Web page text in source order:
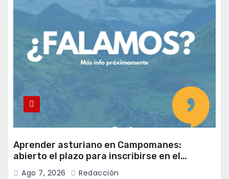
Aprender asturiano en Campomanes:
abierto el plazo para inscribirse en el
programa Falamos
Ago 7, 2026 Redacción